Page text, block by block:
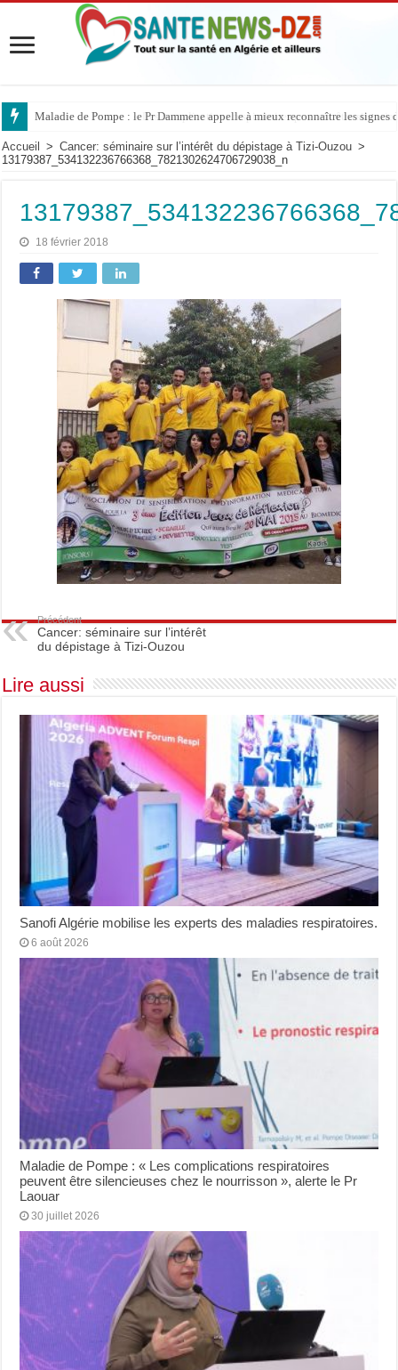
Maladie de Pompe : le Pr Dammene appelle à mieux reconnaître les signes
Accueil > Cancer: séminaire sur l’intérêt du dépistage à Tizi-Ouzou >
13179387_534132236766368_7821302624706729038_n
18 février 2018
Précédent
Cancer: séminaire sur l’intérêt
du dépistage à Tizi-Ouzou
Lire aussi
Sanofi Algérie mobilise les experts des maladies respiratoires.
6 août 2026
Maladie de Pompe : « Les complications respiratoires
peuvent être silencieuses chez le nourrisson », alerte le Pr
Laouar
30 juillet 2026